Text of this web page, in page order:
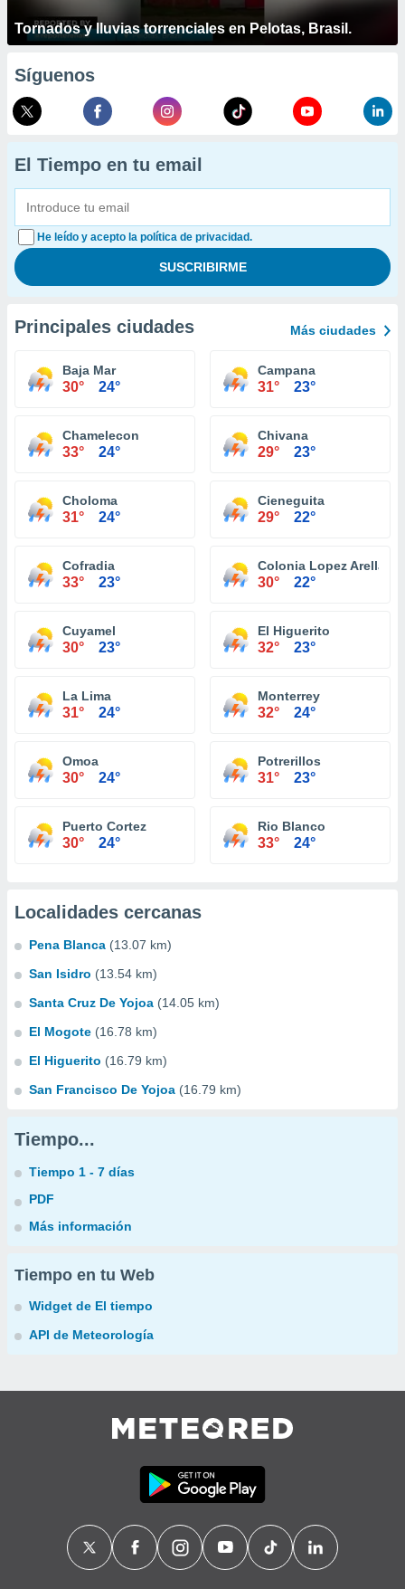
Tornados y lluvias torrenciales en Pelotas, Brasil.
Síguenos
El Tiempo en tu email
He leído y acepto la política de privacidad.
Principales ciudades Más ciudades
Baja Mar
30° 24°
Campana
31° 23°
Chamelecon
33° 24°
Chivana
29° 23°
Choloma
31° 24°
Cieneguita
29° 22°
Cofradia
33° 23°
Colonia Lopez Arellano
30° 22°
Cuyamel
30° 23°
El Higuerito
32° 23°
La Lima
31° 24°
Monterrey
32° 24°
Omoa
30° 24°
Potrerillos
31° 23°
Puerto Cortez
30° 24°
Rio Blanco
33° 24°
Localidades cercanas
Pena Blanca (13.07 km)
San Isidro (13.54 km)
Santa Cruz De Yojoa (14.05 km)
El Mogote (16.78 km)
El Higuerito (16.79 km)
San Francisco De Yojoa (16.79 km)
Tiempo...
Tiempo 1 - 7 días
PDF
Más información
Tiempo en tu Web
Widget de El tiempo
API de Meteorología